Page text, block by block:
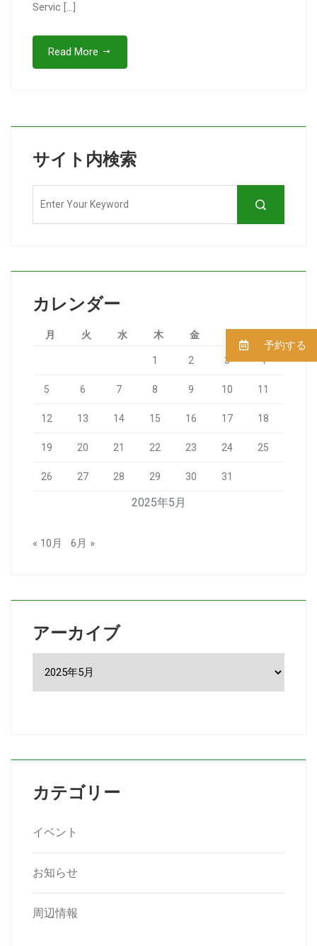
Servic […]
Read More
サイト内検索
カレンダー
2025年5月
月 火 水 木 金
1 2 3 4
5 6 7 8 9 10 11
12 13 14 15 16 17 18
19 20 21 22 23 24 25
26 27 28 29 30 31
« 10月 6月 »
アーカイブ
カテゴリー
イベント
お知らせ
周辺情報
予約する